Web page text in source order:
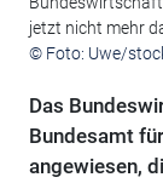
jetzt nicht mehr
© Foto: Uwe/
Das
Bundesamt
angewiesen,